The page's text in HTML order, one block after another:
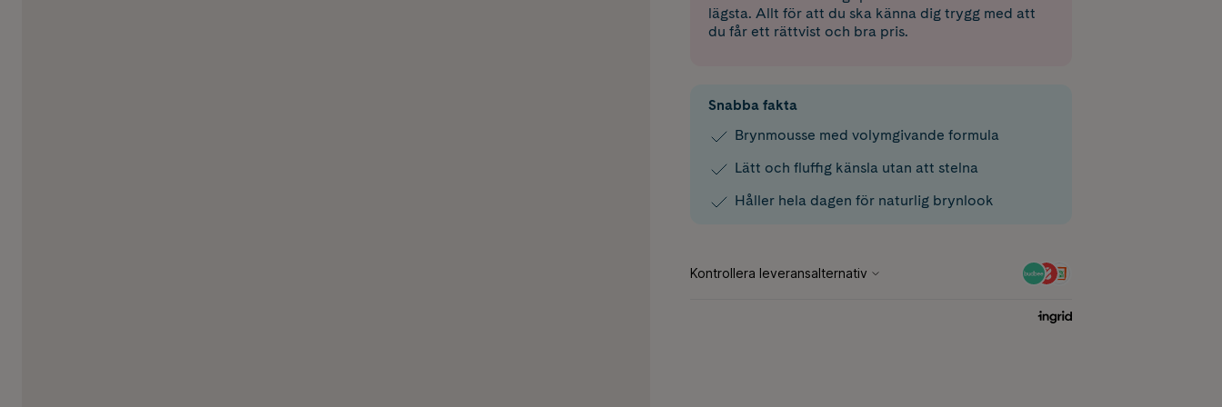
lägsta. Allt för att du ska känna dig trygg med att
du får ett rättvist och bra pris.
Snabba fakta
Brynmousse med volymgivande formula
Lätt och fluffig känsla utan att stelna
Håller hela dagen för naturlig brynlook